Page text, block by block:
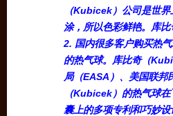
（Kubicek）公司是世
涂，所以色彩鲜艳。库
2. 国内很多客户购买热
的热气球。库比奇（
局（EASA）、美国联邦
（Kubicek）的热气球
囊上的多项专利和巧妙